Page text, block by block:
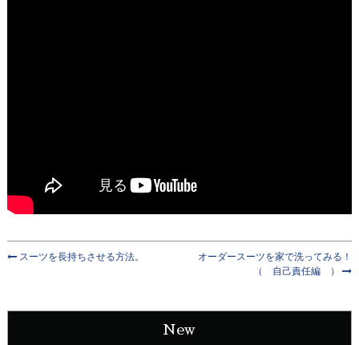
スーツを長持ちさせる方法。
オーダースーツを家で洗ってみる！
（ 自己責任編 ）
New